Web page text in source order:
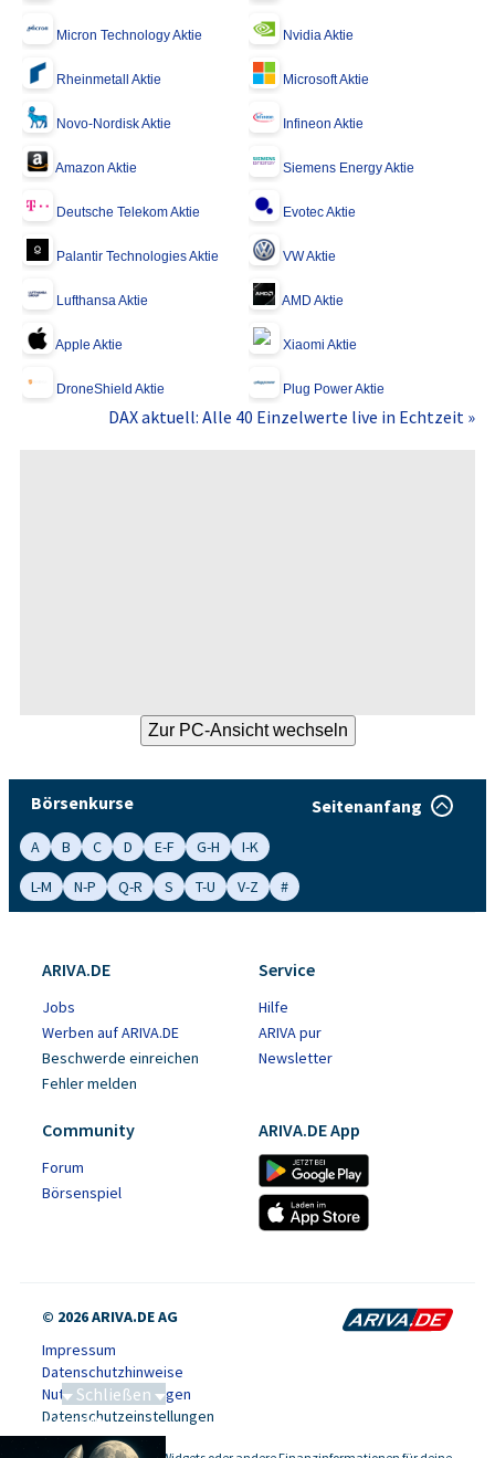
Micron Technology Aktie Nvidia Aktie
Rheinmetall Aktie Microsoft Aktie
Novo-Nordisk Aktie Infineon Aktie
Amazon Aktie Siemens Energy Aktie
Deutsche Telekom Aktie Evotec Aktie
Palantir Technologies Aktie VW Aktie
Lufthansa Aktie AMD Aktie
Apple Aktie Xiaomi Aktie
DroneShield Aktie Plug Power Aktie
DAX aktuell: Alle 40 Einzelwerte live in Echtzeit »
Börsenkurse Seitenanfang
A B C D E-F G-H
I-K
L-M
N-P Q-R S T-U V-Z #
ARIVA.DE
Jobs
Werben auf ARIVA.DE
Beschwerde einreichen
Fehler melden
Service
Hilfe
ARIVA pur
Newsletter
Community
Forum
Börsenspiel
ARIVA.DE App
© 2026 ARIVA.DE AG
Impressum
Datenschutzhinweise
Nutzungsbedingungen
Datenschutzeinstellungen
Schließen
Saga bei 0,53 CAD